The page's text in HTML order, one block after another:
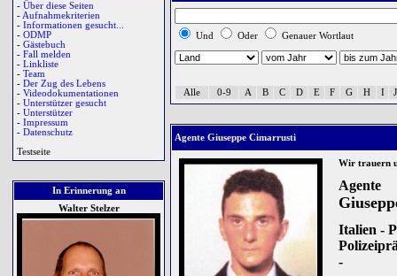
- Über diese Seiten
- Aufnahmekriterien
- Informationen gesucht...
- ODMP
- Gästebuch
- Fall melden
- Linkliste
- Team
- Der Zug des Lebens
- Videodokumentationen
- Unterstützer gesucht
- Unterstützer
- Impressum
- Datenschutz
Testseite
In Erinnerung an
Walter Stelzer
Und Oder Genauer Wortlaut
Alle 0-9 A B C D E F G H I J
Agente Giuseppe Cimarrusti
Wir trauern
Agente
Italien -
-